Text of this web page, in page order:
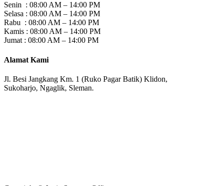
Senin : 08:00 AM – 14:00 PM
Selasa : 08:00 AM – 14:00 PM
Rabu : 08:00 AM – 14:00 PM
Kamis : 08:00 AM – 14:00 PM
Jumat : 08:00 AM – 14:00 PM
Alamat Kami
Jl. Besi Jangkang Km. 1 (Ruko Pagar Batik) Klidon,
Sukoharjo, Ngaglik, Sleman.